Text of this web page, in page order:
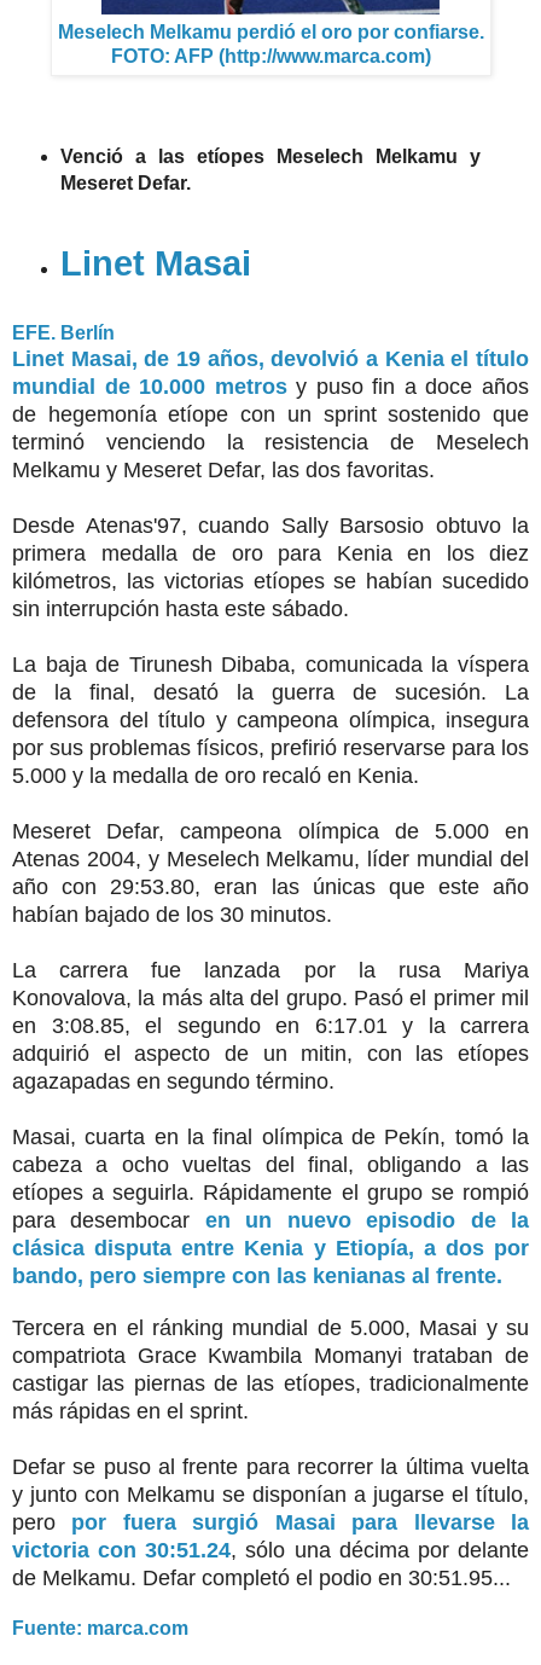
Meselech Melkamu perdió el oro por confiarse.
FOTO: AFP (http://www.marca.com)
Venció a las etíopes Meselech Melkamu y
Meseret Defar.
Linet Masai
EFE. Berlín
Linet Masai, de 19 años, devolvió a Kenia el título
mundial de 10.000 metrosy puso fin a doce años
de hegemonía etíope con un sprint sostenido que
terminó venciendo la resistencia de Meselech
Melkamu y Meseret Defar, las dos favoritas.
Desde Atenas'97, cuando Sally Barsosio obtuvo la
primera medalla de oro para Kenia en los diez
kilómetros, las victorias etíopes se habían sucedido
sin interrupción hasta este sábado.
La baja de Tirunesh Dibaba, comunicada la víspera
de la final, desató la guerra de sucesión. La
defensora del título y campeona olímpica, insegura
por sus problemas físicos, prefirió reservarse para los
5.000 y la medalla de oro recaló en Kenia.
Meseret Defar, campeona olímpica de 5.000 en
Atenas 2004, y Meselech Melkamu, líder mundial del
año con 29:53.80, eran las únicas que este año
habían bajado de los 30 minutos.
La carrera fue lanzada por la rusa Mariya
Konovalova, la más alta del grupo. Pasó el primer mil
en 3:08.85, el segundo en 6:17.01 y la carrera
adquirió el aspecto de un mitin, con las etíopes
agazapadas en segundo término.
Masai, cuarta en la final olímpica de Pekín, tomó la
cabeza a ocho vueltas del final, obligando a las
etíopes a seguirla. Rápidamente el grupo se rompió
para desembocar en un nuevo episodio de la
clásica disputa entre Kenia y Etiopía, a dos por
bando, pero siempre con las kenianas al frente.
Tercera en el ránking mundial de 5.000, Masai y su
compatriota Grace Kwambila Momanyi trataban de
castigar las piernas de las etíopes, tradicionalmente
más rápidas en el sprint.
Defar se puso al frente para recorrer la última vuelta
y junto con Melkamu se disponían a jugarse el título,
pero por fuera surgió Masai para llevarse la
victoria con 30:51.24, sólo una décima por delante
de Melkamu. Defar completó el podio en 30:51.95...
Fuente: marca.com